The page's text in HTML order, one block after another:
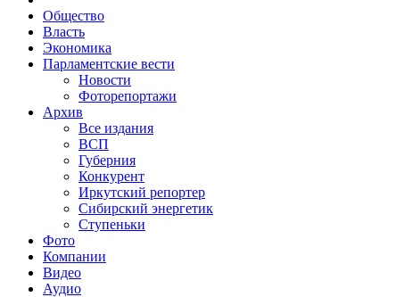
Общество
Власть
Экономика
Парламентские вести
Новости
Фоторепортажи
Архив
Все издания
ВСП
Губерния
Конкурент
Иркутский репортер
Сибирский энергетик
Ступеньки
Фото
Компании
Видео
Аудио